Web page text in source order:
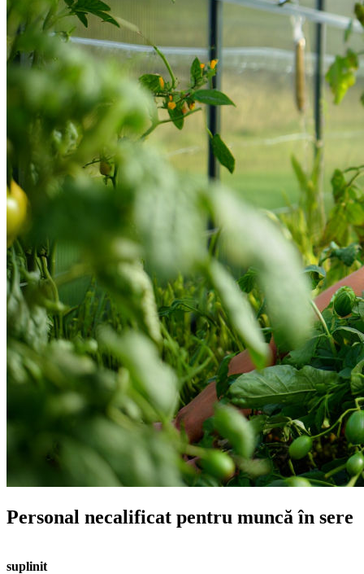
Personal necalificat pentru muncă în sere
suplinit